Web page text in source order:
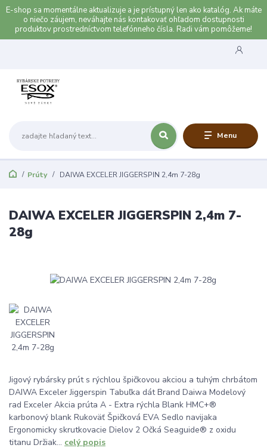
E-shop sa momentálne aktualizuje a je prístupný len ako katalóg. Ak máte
o niečo záujem, neváhajte nás kontakovať ohľadom dostupnosti
produktov prostredníctvom telefónneho čísla. Radi vám pomôžeme!
Menu
Prúty DAIWA EXCELER JIGGERSPIN 2,4m 7-28g
DAIWA EXCELER JIGGERSPIN 2,4m 7-
28g
Jigový rybársky prút s rýchlou špičkovou akciou a tuhým chrbátom
DAIWA Exceler Jiggerspin Tabuľka dát Brand Daiwa Modelový
rad Exceler Akcia prúta A - Extra rýchla Blank HMC+®
karbonový blank Rukoväť Špičková EVA Sedlo navijaka
Ergonomicky skrutkovacie Dielov 2 Očká Seaguide® z oxidu
titanu Držiak... celý popis